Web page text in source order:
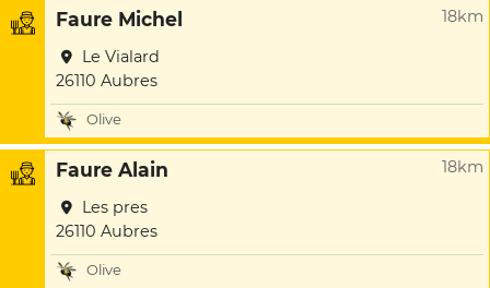
Faure Michel 18km
Le Vialard
26110 Aubres
Olive
Faure Alain 18km
Les pres
26110 Aubres
Olive